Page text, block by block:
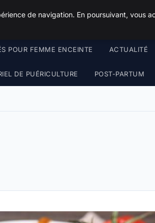
POUR FEMME ENCEINTE ACTUALITÉ
DE PUÉRICULTURE POST-PARTUM
de navigation. En poursuivant, vous